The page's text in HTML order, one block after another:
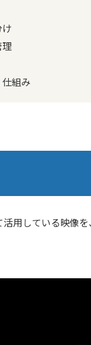
組み
用している映像を